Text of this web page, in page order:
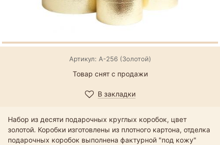
Артикул: А-256 (Золотой)
Товар снят с продажи
В закладки
Набор из десяти подарочных круглых коробок, цвет
золотой. Коробки изготовлены из плотного картона, отделка
подарочных коробок выполнена фактурной "под кожу"